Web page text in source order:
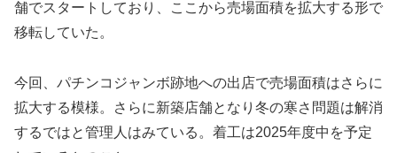
舗でスタートしており、ここから売場面積を拡大する形で
移転していた。
今回、パチンコジャンボ跡地への出店で売場面積はさらに
拡大する模様。さらに新築店舗となり冬の寒さ問題は解消
するではと管理人はみている。着工は2025年度中を予定